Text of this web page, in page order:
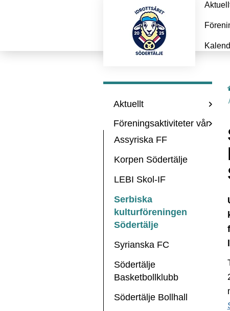
Aktuellt
Föreningsaktiviteter vår
Assyriska FF
Korpen Södertälje
LEBI Skol-IF
Serbiska
kulturföreningen
Södertälje
Syrianska FC
Södertälje
Basketbollklubb
Södertälje Bollhall
/